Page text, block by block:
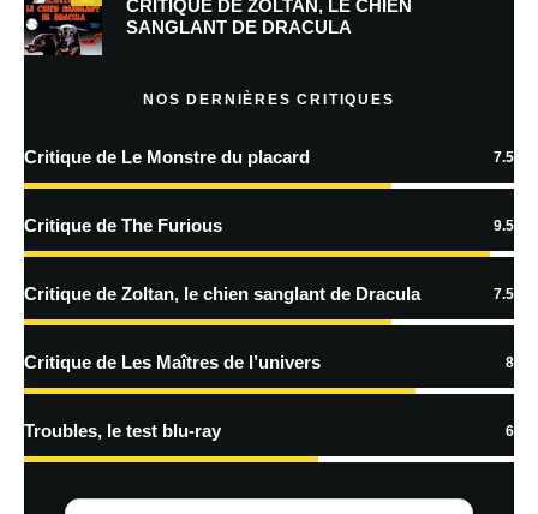
Prévenez-moi de tous les nouveaux articles par e-mail.
En savoir
traitées
CRITIQUE DE ZOLTAN, LE CHIEN
SANGLANT DE DRACULA
NOS DERNIÈRES CRITIQUES
Critique de Le Monstre du placard 7.5
Critique de The Furious 9.5
Critique de Zoltan, le chien sanglant de Dracula 7.5
Critique de Les Maîtres de l’univers 8
Troubles, le test blu-ray 6